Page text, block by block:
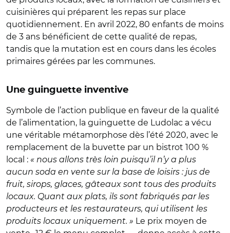
cuisinières qui préparent les repas sur place
quotidiennement. En avril 2022, 80 enfants de moins
de 3 ans bénéficient de cette qualité de repas,
tandis que la mutation est en cours dans les écoles
primaires gérées par les communes.
Une guinguette inventive
Symbole de l’action publique en faveur de la qualité
de l’alimentation, la guinguette de Ludolac a vécu
une véritable métamorphose dès l’été 2020, avec le
remplacement de la buvette par un bistrot 100 %
local : « nous allons très loin puisqu’il n’y a plus
aucun soda en vente sur la base de loisirs : jus de
fruit, sirops, glaces, gâteaux sont tous des produits
locaux. Quant aux plats, ils sont fabriqués par les
producteurs et les restaurateurs, qui utilisent les
produits locaux uniquement. » Le prix moyen de